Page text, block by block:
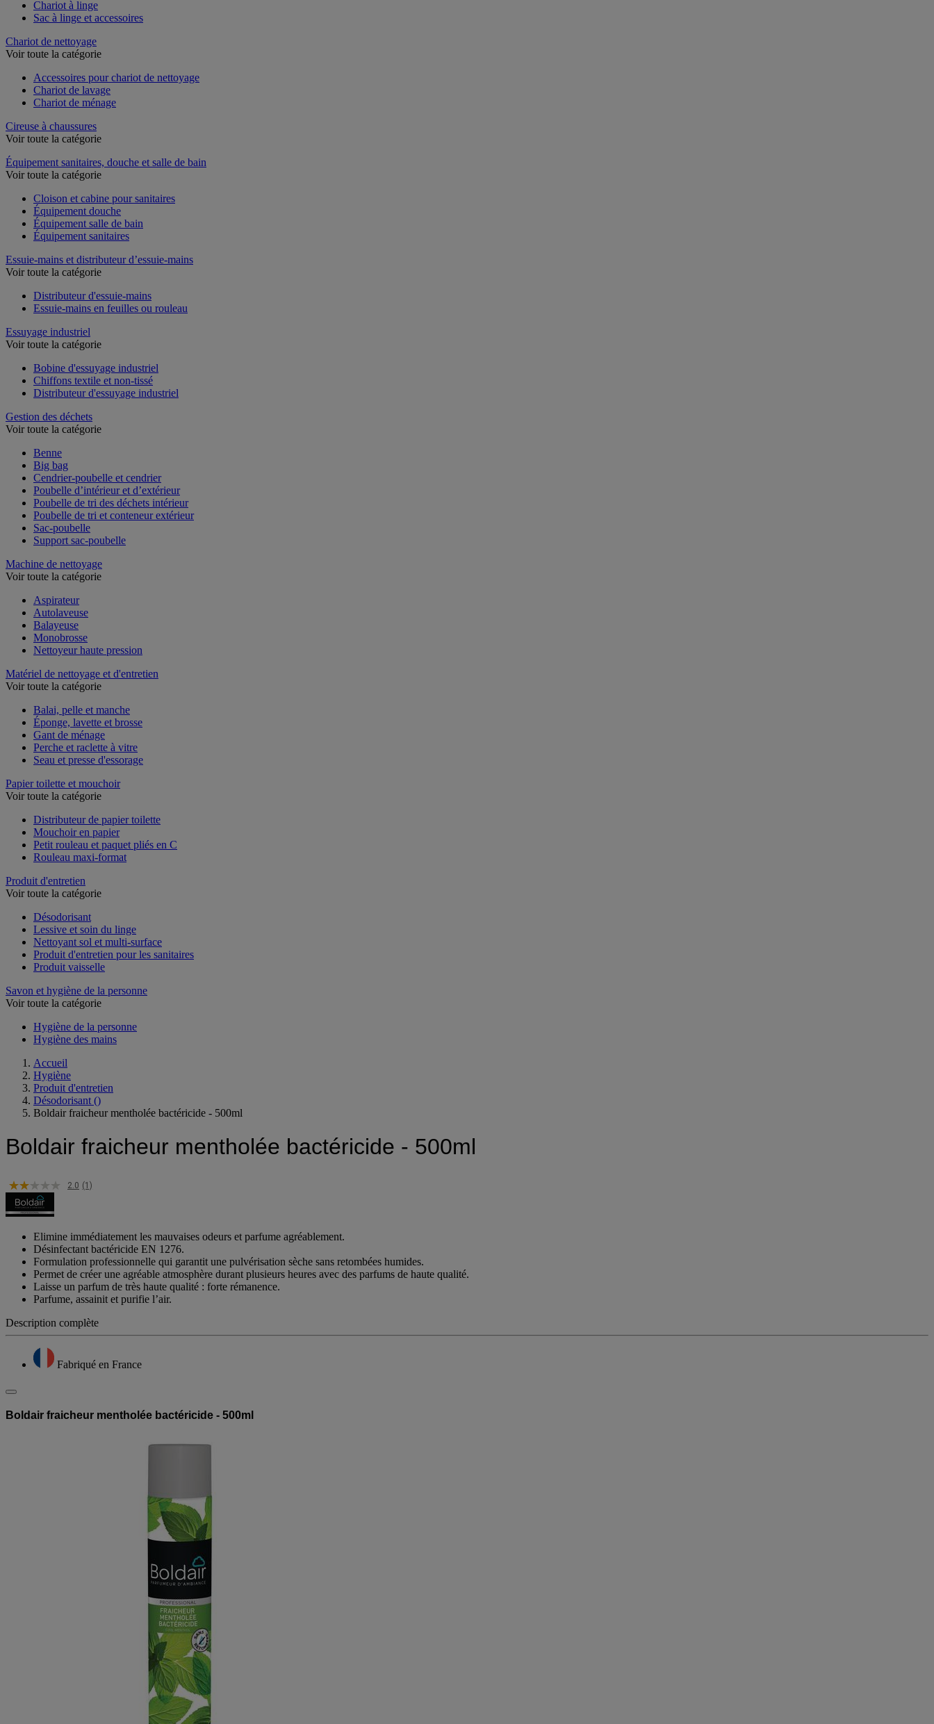
Chariot à linge
Chariot de nettoyage
Accessoires pour chariot de nettoyage
Chariot de lavage
Cireuse à chaussures
Équipement sanitaires, douche et salle de bain
Cloison et cabine pour sanitaires
Équipement douche
Équipement salle de bain
Essuie-mains et distributeur d’essuie-mains
Distributeur d'essuie-mains
Essuyage industriel
Bobine d'essuyage industriel
Chiffons textile et non-tissé
Gestion des déchets
Benne
Big bag
Cendrier-poubelle et cendrier
Poubelle d’intérieur et d’extérieur
Poubelle de tri des déchets intérieur
Poubelle de tri et conteneur extérieur
Sac-poubelle
Machine de nettoyage
Aspirateur
Autolaveuse
Balayeuse
Monobrosse
Matériel de nettoyage et d'entretien
Balai, pelle et manche
Éponge, lavette et brosse
Gant de ménage
Perche et raclette à vitre
Papier toilette et mouchoir
Distributeur de papier toilette
Mouchoir en papier
Petit rouleau et paquet pliés en C
Produit d'entretien
Désodorisant
Lessive et soin du linge
Nettoyant sol et multi-surface
Produit d'entretien pour les sanitaires
Savon et hygiène de la personne
Hygiène de la personne
Accueil
Hygiène
Produit d'entretien
Désodorisant ()
Boldair fraicheur mentholée bactéricide - 500ml
Elimine immédiatement les mauvaises odeurs et parfume agréablement.
Désinfectant bactéricide EN 1276.
Formulation professionnelle qui garantit une pulvérisation sèche sans retombées humides.
Permet de créer une agréable atmosphère durant plusieurs heures avec des parfums de haute qualité.
Laisse un parfum de très haute qualité : forte rémanence.
Description complète